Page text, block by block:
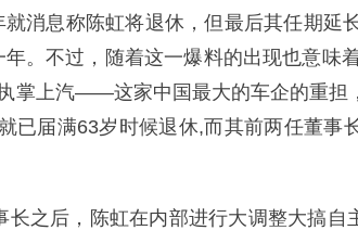
消息称陈虹将退休，但最后其任期延
。不过，随着这一爆料的出现也意味
掌上汽——这家中国最大的车企的重担
已届满63岁时候退休,而其前两任董事
长之后，陈虹在内部进行大调整大搞